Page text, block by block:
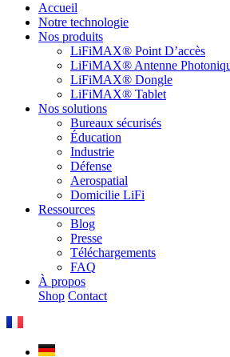
Accueil
Notre technologie
Nos produits
LiFiMAX® Point D’accès
LiFiMAX® Antenne
LiFiMAX® Dongle
LiFiMAX® Tablet
Nos solutions
Bureaux sécurisés
Éducation
Industrie
Défense
Aerospatial
Domicilie LiFi
Ressources
Blog
Presse
Téléchargements
FAQ
À propos
Shop Contact